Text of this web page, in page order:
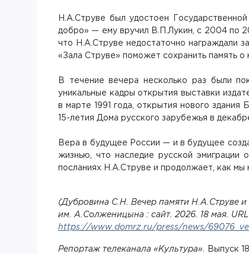
Н.А.Струве был удостоен
добро» — ему вручил В.П.Лукин, с 2004 по
что Н.А.Струве недостаточно награждали
«Зала Струве» поможет сохранить память
В течение вечера несколько раз были
уникальные кадры открытия выставки
в марте 1991 года, открытия нового
15-летия Дома русского зарубежья в
Вера в будущее России — и в будущее
жизнью, что наследие русской
посланиях Н.А.Струве и продолжает, как мы
(Дубровина С.Н. Вечер памяти Н.А.Струве
им. А.Солженицына : сайт. 2026. 18 мая.
https://www.domrz.ru/press/news/
Репортаж телеканала «Культура».
Выпуск